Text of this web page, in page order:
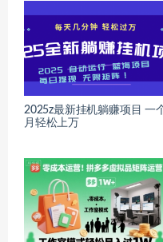
2025z最新挂机躺赚项目 一
月轻松上万